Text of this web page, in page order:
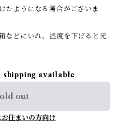
たようになる場合がございま
などにいれ、湿度を下げると元
available
out
住まいの方向け